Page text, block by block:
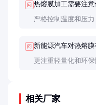
问 热熔膜加工需要注意
严格控制温度和压
问 新能源汽车对热熔
更注重轻量化和环
相关厂家